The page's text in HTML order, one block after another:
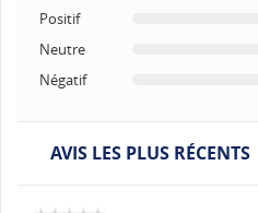
Positif
Neutre
Négatif
AVIS LES PLUS RÉCENTS